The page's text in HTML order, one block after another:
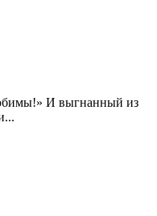
И выгнанный из